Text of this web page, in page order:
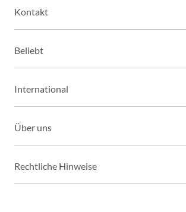
Kontakt
Beliebt
International
Über uns
Rechtliche Hinweise